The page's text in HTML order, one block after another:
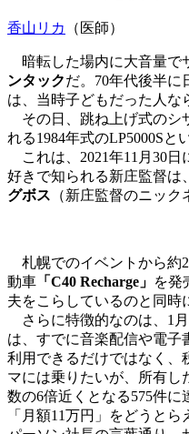
香山リカ （医師）
暗転した場内に大音量で
ンタックだ。70年代後半に
は、当時子どもだった人な
その日、跳ね上げ式のシ
れる1984年式のLP5000S
これは、2021年11月30日
好きで知られる新庄監督は
グボス （新庄監督のニッ
札幌でのイベントから約
動車 「C40 Recharge」 を発
夫をこらしているのと同時
さらに特徴的なのは、1
は、すでに音楽配信や電子
利用できるだけではなく、
マには乗りたいが、所有し
数の6倍近くとなる575件に
「月額11万円」をどうと